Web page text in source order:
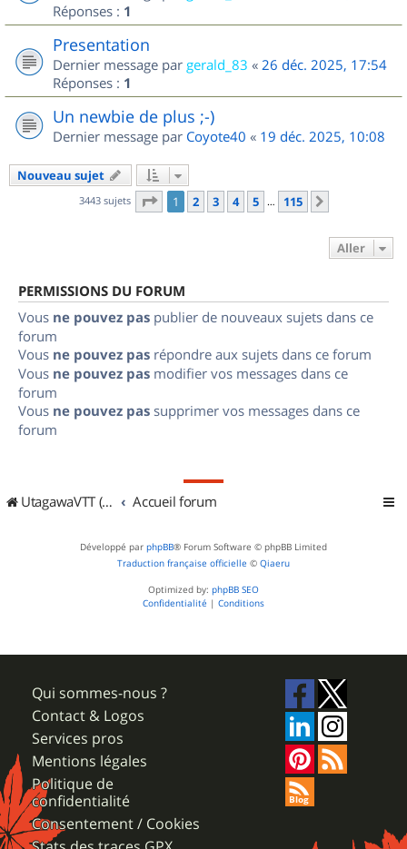
Réponses : 1
Presentation
Dernier message par gerald_83 « 26 déc. 2025, 17:54
Réponses : 1
Un newbie de plus ;-)
Dernier message par Coyote40 « 19 déc. 2025, 10:08
Nouveau sujet
3443 sujets Page 1sur 115
1 2 3 4 5 … 115
Aller
PERMISSIONS DU FORUM
Vous ne pouvez pas publier de nouveaux sujets dans ce
forum
Vous ne pouvez pas répondre aux sujets dans ce forum
Vous ne pouvez pas modifier vos messages dans ce
forum
Vous ne pouvez pas supprimer vos messages dans ce
forum
UtagawaVTT (Randos VTT et VTTAE avec traces GPS) Accueil forum
Développé par phpBB® Forum Software © phpBB Limited
Traduction française officielle © Qiaeru
Optimized by: phpBB SEO
Confidentialité | Conditions
Qui sommes-nous ?
Contact & Logos
Services pros
Mentions légales
Politique de
confidentialité
Consentement / Cookies